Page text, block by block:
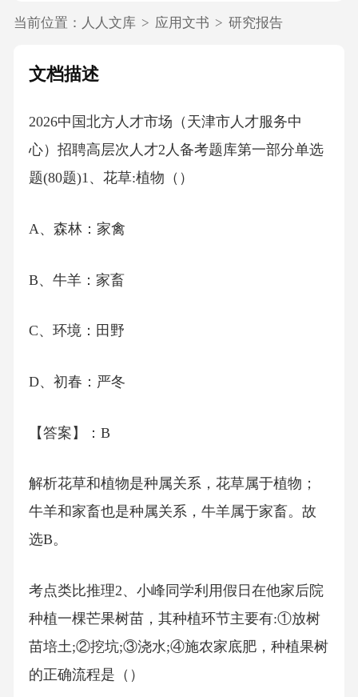
当前位置： 人人文库 > 应用文书 > 研究报告
文档描述
2026中国北方人才市场（天津市人才服务中
心）招聘高层次人才2人备考题库第一部分单选
题(80题)1、花草:植物（）
A、森林：家禽
B、牛羊：家畜
C、环境：田野
D、初春：严冬
【答案】：B
解析花草和植物是种属关系，花草属于植物；
牛羊和家畜也是种属关系，牛羊属于家畜。故
选B。
考点类比推理2、小峰同学利用假日在他家后院
种植一棵芒果树苗，其种植环节主要有:①放树
苗培土;②挖坑;③浇水;④施农家底肥，种植果树
的正确流程是（）